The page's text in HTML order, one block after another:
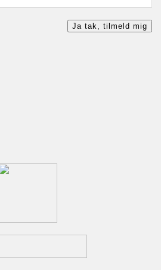
Ja tak, tilmeld mig